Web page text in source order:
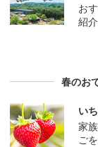
お
紹介
春のお
い
家
ご